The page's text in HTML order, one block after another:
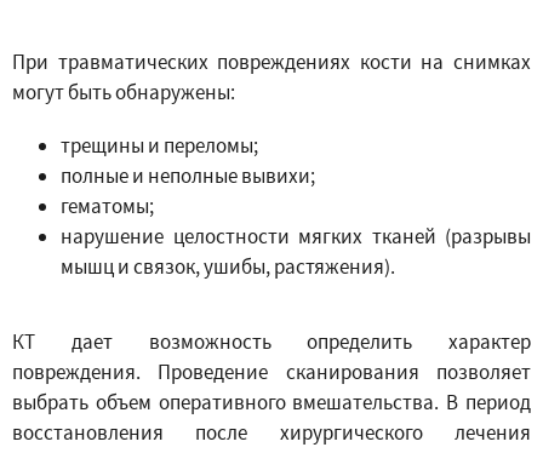
При травматических повреждениях кости на снимках
могут быть обнаружены:
трещины и переломы;
полные и неполные вывихи;
гематомы;
нарушение целостности мягких тканей (разрывы
мышц и связок, ушибы, растяжения).
КТ дает возможность определить характер
повреждения. Проведение сканирования позволяет
выбрать объем оперативного вмешательства. В период
восстановления после хирургического лечения